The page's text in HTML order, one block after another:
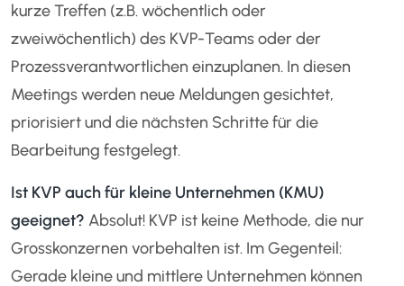
kurze Treffen (z.B. wöchentlich oder
zweiwöchentlich) des KVP-Teams oder der
Prozessverantwortlichen einzuplanen. In diesen
Meetings werden neue Meldungen gesichtet,
priorisiert und die nächsten Schritte für die
Bearbeitung festgelegt.
Ist KVP auch für kleine Unternehmen (KMU)
geeignet? Absolut! KVP ist keine Methode, die nur
Grosskonzernen vorbehalten ist. Im Gegenteil:
Gerade kleine und mittlere Unternehmen können